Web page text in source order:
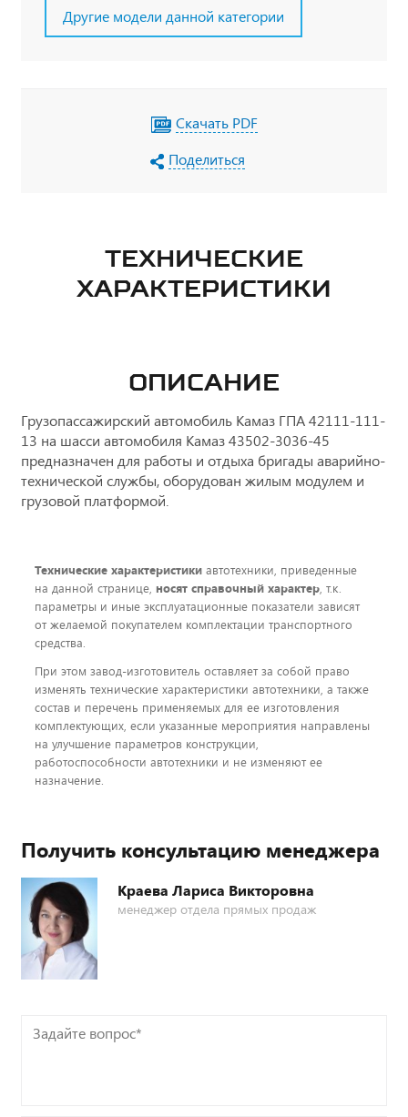
Другие модели данной категории
Скачать PDF
Поделиться
ТЕХНИЧЕСКИЕ
ХАРАКТЕРИСТИКИ
ОПИСАНИЕ
Грузопассажирский автомобиль Камаз ГПА 42111-111-
13 на шасси автомобиля Камаз 43502-3036-45
предназначен для работы и отдыха бригады аварийно-
технической службы, оборудован жилым модулем и
грузовой платформой.
Технические характеристики автотехники, приведенные
на данной странице, носят справочный характер, т.к.
параметры и иные эксплуатационные показатели зависят
от желаемой покупателем комплектации транспортного
средства.
При этом завод-изготовитель оставляет за собой право
изменять технические характеристики автотехники, а также
состав и перечень применяемых для ее изготовления
комплектующих, если указанные мероприятия направлены
на улучшение параметров конструкции,
работоспособности автотехники и не изменяют ее
назначение.
Получить консультацию менеджера
Краева Лариса Викторовна
менеджер отдела прямых продаж
Задайте
вопрос*